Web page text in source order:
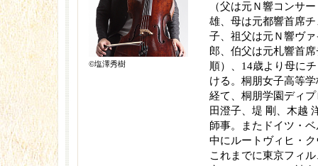
©塩澤秀樹
（父は元Ｎ響コンサ
雄、母は元都響首席
子、祖父は元Ｎ響ヴ
郎、伯父は元札響首
順）、14歳より母に
ける。桐朋女子高等
経て、桐朋学園ディ
田澄子、堤 剛、木越
師事。またドイツ・
中にルートヴィヒ・
これまでに東京フィ